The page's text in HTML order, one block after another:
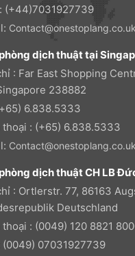
(+44)7031927739
Contact@onestoplang.co.uk
dịch thuật tại
: Far East Shopping
238882
6.838.5333
: (+65) 6.838.5333
Contact@onestoplang.co.uk
dịch thuật CH LB
: Ortlerstr. 77, 86163
Deutschland
: (0049) 120 8821
(0049) 07031927739